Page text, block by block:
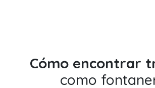
Cómo encontrar
como